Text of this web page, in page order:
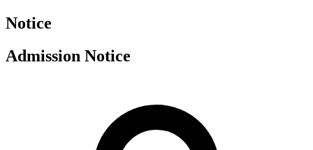
Notice
Admission Notice